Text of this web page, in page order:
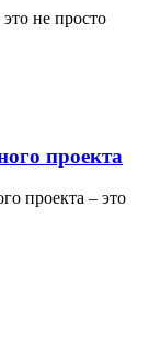
не просто
проекта
проекта – это